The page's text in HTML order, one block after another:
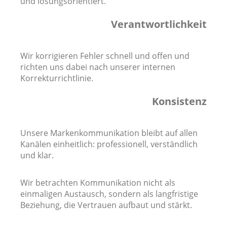
Verantwortlichkeit
Wir korrigieren Fehler schnell und offen und
richten uns dabei nach unserer internen
Korrekturrichtlinie.
Konsistenz
Unsere Markenkommunikation bleibt auf allen
Kanälen einheitlich: professionell, verständlich
und klar.
Wir betrachten Kommunikation nicht als
einmaligen Austausch, sondern als langfristige
Beziehung, die Vertrauen aufbaut und stärkt.